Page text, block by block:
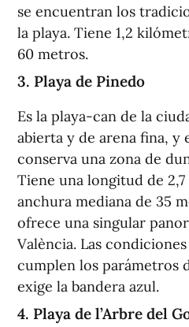
se encuentran los
la playa. Tiene 1,2
60 metros.
3. Playa de Pinedo
Es la playa-can de la
abierta y de arena fina, y
conserva una zona de
Tiene una longitud de
anchura mediana de 35
ofrece una singular
València. Las
cumplen los parámetros
exige la bandera azul.
4. Playa de l’Arbre del